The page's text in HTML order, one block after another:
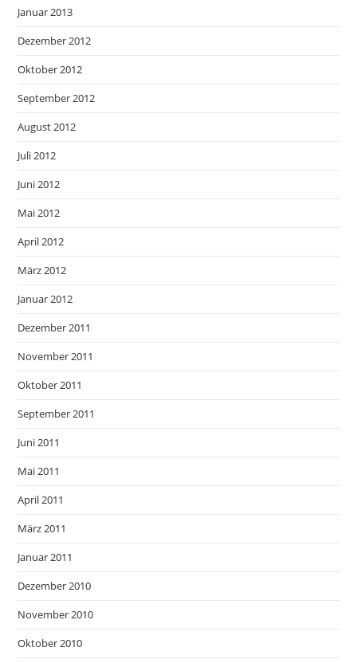
Januar 2013
Dezember 2012
Oktober 2012
September 2012
August 2012
Juli 2012
Juni 2012
Mai 2012
April 2012
März 2012
Januar 2012
Dezember 2011
November 2011
Oktober 2011
September 2011
Juni 2011
Mai 2011
April 2011
März 2011
Januar 2011
Dezember 2010
November 2010
Oktober 2010